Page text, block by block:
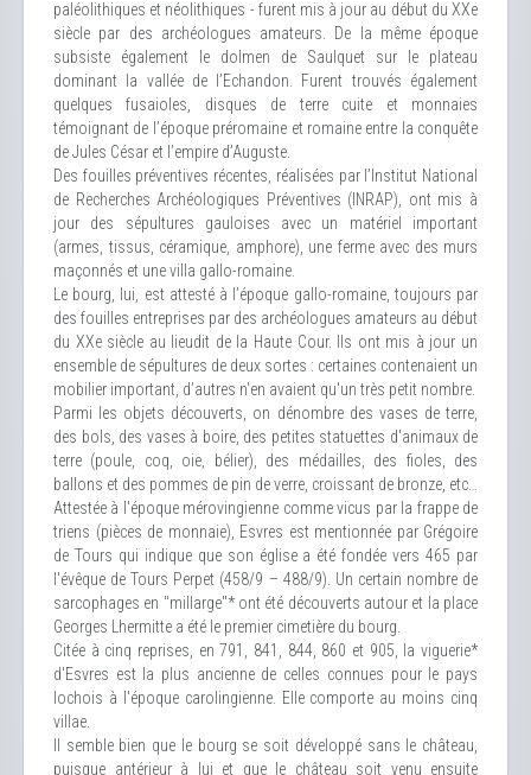
paléolithiques et néolithiques - furent mis à jour au début du XXe
siècle par des archéologues amateurs. De la même époque
subsiste également le dolmen de Saulquet sur le plateau
dominant la vallée de l’Echandon. Furent trouvés également
quelques fusaioles, disques de terre cuite et monnaies
témoignant de l’époque préromaine et romaine entre la conquête
de Jules César et l’empire d’Auguste.
Des fouilles préventives récentes, réalisées par l’Institut National
de Recherches Archéologiques Préventives (INRAP), ont mis à
jour des sépultures gauloises avec un matériel important
(armes, tissus, céramique, amphore), une ferme avec des murs
maçonnés et une villa gallo-romaine.
Le bourg, lui, est attesté à l’époque gallo-romaine, toujours par
des fouilles entreprises par des archéologues amateurs au début
du XXe siècle au lieudit de la Haute Cour. Ils ont mis à jour un
ensemble de sépultures de deux sortes : certaines contenaient un
mobilier important, d’autres n'en avaient qu'un très petit nombre.
Parmi les objets découverts, on dénombre des vases de terre,
des bols, des vases à boire, des petites statuettes d'animaux de
terre (poule, coq, oie, bélier), des médailles, des fioles, des
ballons et des pommes de pin de verre, croissant de bronze, etc…
Attestée à l'époque mérovingienne comme vicus par la frappe de
triens (pièces de monnaie), Esvres est mentionnée par Grégoire
de Tours qui indique que son église a été fondée vers 465 par
l'évêque de Tours Perpet (458/9 – 488/9). Un certain nombre de
sarcophages en "millarge"* ont été découverts autour et la place
Georges Lhermitte a été le premier cimetière du bourg.
Citée à cinq reprises, en 791, 841, 844, 860 et 905, la viguerie*
d'Esvres est la plus ancienne de celles connues pour le pays
lochois à l'époque carolingienne. Elle comporte au moins cinq
villae.
Il semble bien que le bourg se soit développé sans le château,
puisque antérieur à lui et que le château soit venu ensuite